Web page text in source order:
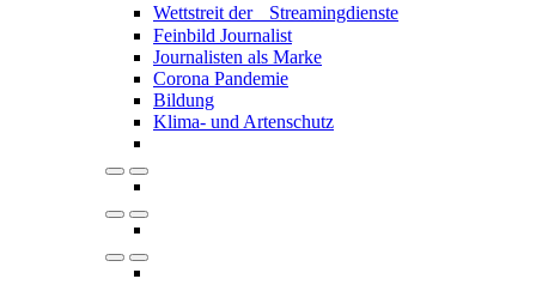
Wettstreit der Streamingdienste
Feinbild Journalist
Journalisten als Marke
Corona Pandemie
Bildung
Klima- und Artenschutz